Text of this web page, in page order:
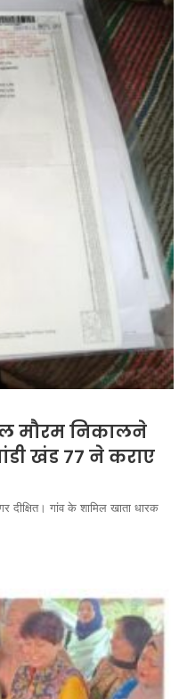
मौरम निकालने
खंड 77 ने कराए
दीक्षित। गांव के शामिल खाता धारक